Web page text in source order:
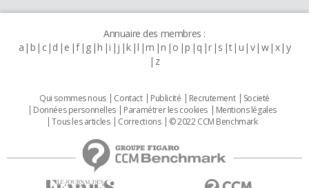
Annuaire des membres :
a b c d e f g h i j k l m n o p q r s t u v w x y
z
Qui sommes nous Contact Publicité Recrutement
Societé
Données personnelles
Paramétrer les cookies
Mentions légales
Tous les articles
Corrections © 2022 CCM Benchmark